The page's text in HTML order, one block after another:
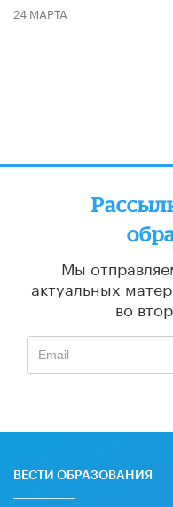
24 МАРТА
Мы
актуальных
во
ВЕСТИ ОБРАЗОВАНИЯ